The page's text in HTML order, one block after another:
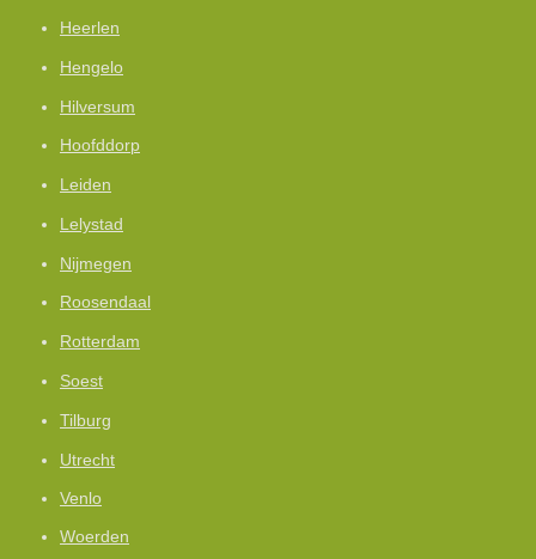
Heerlen
Hengelo
Hilversum
Hoofddorp
Leiden
Lelystad
Nijmegen
Roosendaal
Rotterdam
Soest
Tilburg
Utrecht
Venlo
Woerden